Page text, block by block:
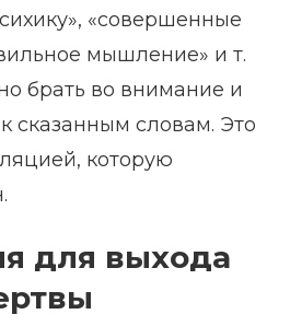
«совершенные
мышление» и т.
брать во внимание и
сказанным словам. Это
которую
для выхода